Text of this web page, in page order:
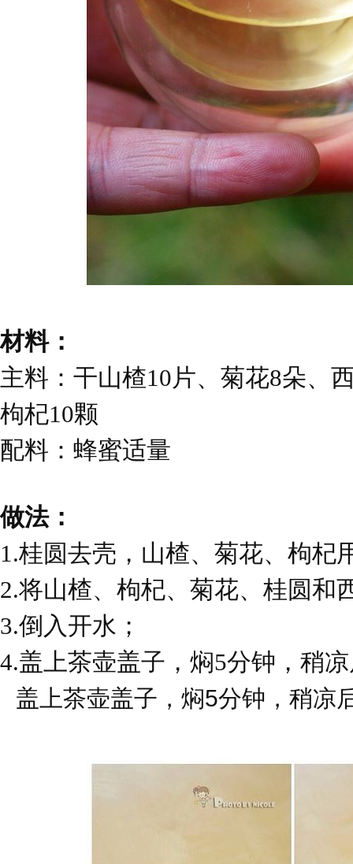
材料：
主料：干山楂10片、菊花8朵、
枸杞10颗
配料：蜂蜜适量
做法：
1.桂圆去壳，山楂、菊花、枸杞
2.将山楂、枸杞、菊花、桂圆和
3.倒入开水；
4.盖上茶壶盖子，焖5分钟，稍
盖上茶壶盖子，焖5分钟，稍凉